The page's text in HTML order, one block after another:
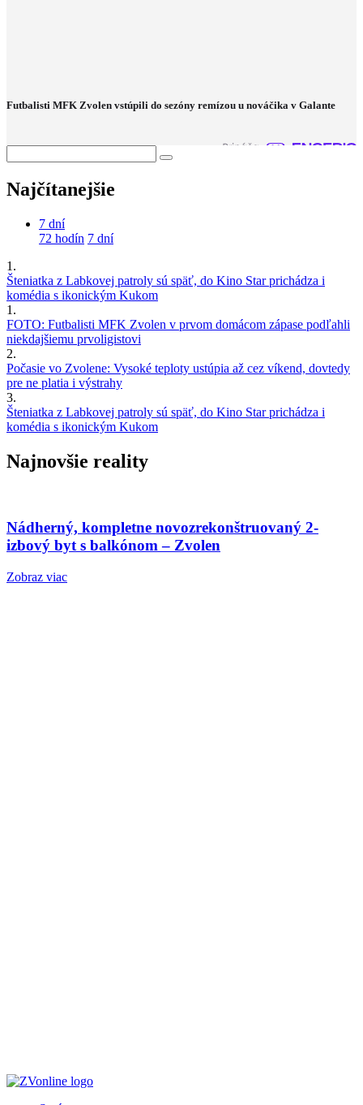
Futbalisti MFK Zvolen vstúpili do sezóny remízou u nováčika v Galante
Najčítanejšie
7 dní
72 hodín 7 dní
1.
Šteniatka z Labkovej patroly sú späť, do Kino Star prichádza i
komédia s ikonickým Kukom
1.
FOTO: Futbalisti MFK Zvolen v prvom domácom zápase podľahli
niekdajšiemu prvoligistovi
2.
Počasie vo Zvolene: Vysoké teploty ustúpia až cez víkend, dovtedy
pre ne platia i výstrahy
3.
Šteniatka z Labkovej patroly sú späť, do Kino Star prichádza i
komédia s ikonickým Kukom
Najnovšie reality
Nádherný, kompletne novozrekonštruovaný 2-
izbový byt s balkónom – Zvolen
Zobraz viac